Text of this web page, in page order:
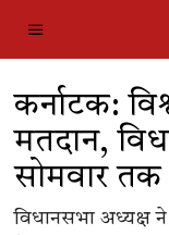
कर्नाटक:
मतदान,
सोमवार तक
विधानसभा अध्यक्ष ने